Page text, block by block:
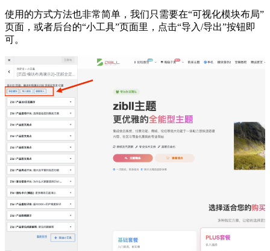
使用的方式方法也非常简单，我们只需要在“可视化模块布局”
页面，或者后台的“小工具”页面里，点击“导入/导出”按钮即
可。